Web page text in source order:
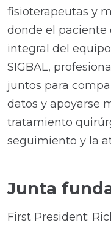
fisioterapeutas y
donde el paciente
integral del
SIGBAL,
juntos para
datos y apoyarse
tratamiento
seguimiento y la
Junta
First President: